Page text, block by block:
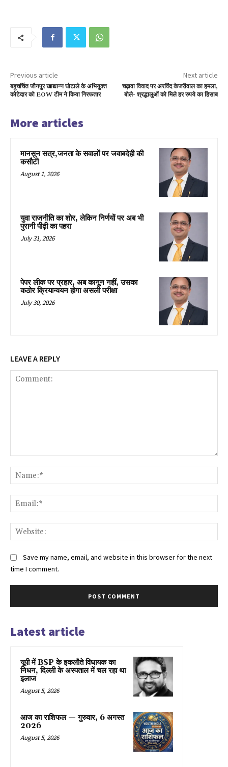
Previous article
बहुचर्चित जौनपुर खाद्यान्न घोटाले के अभियुक्त
कोटेदार को EOW टीम ने किया गिरफतार
Next article
चढ़ावा विवाद पर अरविंद केजरीवाल का हमला,
बोले- श्रद्धालुओं को मिले हर रुपये का हिसाब
More articles
मानसून सत्र,जनता के सवालों पर जवाबदेही की
कसौटी
August 1, 2026
युवा राजनीति का शोर, लेकिन निर्णयों पर अब भी
पुरानी पीढ़ी का पहरा
July 31, 2026
पेपर लीक पर प्रहार, अब कानून नहीं, उसका
कठोर क्रियान्वयन होगा असली परीक्षा
July 30, 2026
LEAVE A REPLY
Save my name, email, and website in this browser for the next
time I comment.
Latest article
यूपी में BSP के इकलाैते विधायक का
निधन, दिल्ली के अस्पताल में चल रहा था
इलाज
August 5, 2026
आज का राशिफल — गुरुवार, 6 अगस्त
2026
August 5, 2026